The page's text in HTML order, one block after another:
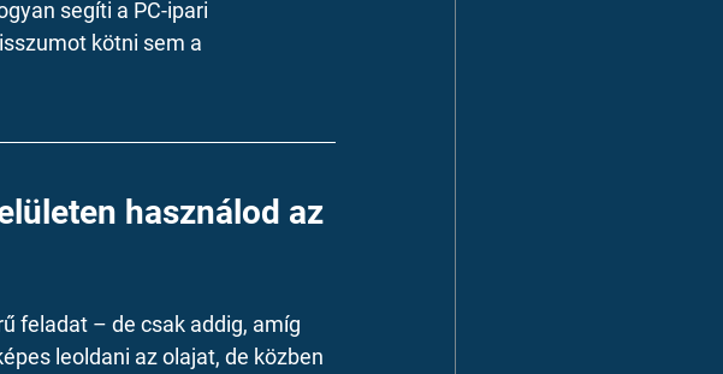
segíti a PC-ipari
kötni sem a
használod az
feladat – de csak addig, amíg
leoldani az olajat, de közben